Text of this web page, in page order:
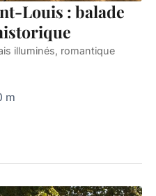
Louis : balade
illuminés, romantique
m